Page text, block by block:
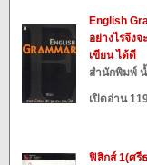
English
อย่างไรจึง
เขียน ได้ดี
สำนักพิมพ์
เปิดอ่าน
ฟิสิกส์ 1(ศรี